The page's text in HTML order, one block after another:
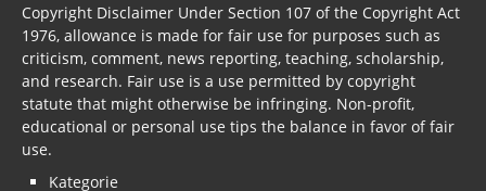
1976, allowance is made for fair use for purposes such as
criticism, comment, news reporting, teaching, scholarship,
and research. Fair use is a use permitted by copyright
statute that might otherwise be infringing. Non-profit,
educational or personal use tips the balance in favor of fair
use.
Kategorie
Praktische Tipps & Styling